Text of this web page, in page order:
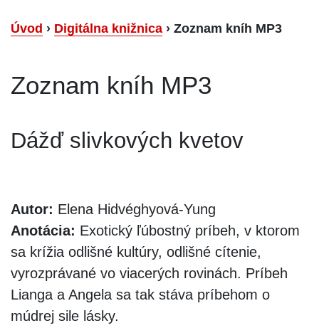
Úvod › Digitálna knižnica › Zoznam kníh MP3
Zoznam kníh MP3
Dážď slivkových kvetov
Autor: Elena Hidvéghyová-Yung
Anotácia: Exotický ľúbostný príbeh, v ktorom
sa krížia odlišné kultúry, odlišné cítenie,
vyrozprávané vo viacerých rovinách. Príbeh
Lianga a Angela sa tak stáva príbehom o
múdrej sile lásky.